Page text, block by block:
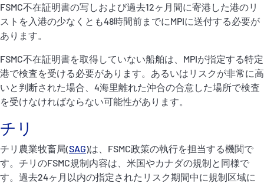
FSMC不在証明書の写しおよび過去12ヶ月間に寄港した港のリ
ストを入港の少なくとも48時間前までにMPIに送付する必要が
あります。
FSMC不在証明書を取得していない船舶は、MPIが指定する特定
港で検査を受ける必要があります。あるいはリスクが非常に高
いと判断された場合、4海里離れた沖合の合意した場所で検査
を受けなければならない可能性があります。
チリ
チリ農業牧畜局(SAG)は、FSMC政策の執行を担当する機関で
す。チリのFSMC規制内容は、米国やカナダの規制と同様で
す。過去24ヶ月以内の指定されたリスク期間中に規制区域に